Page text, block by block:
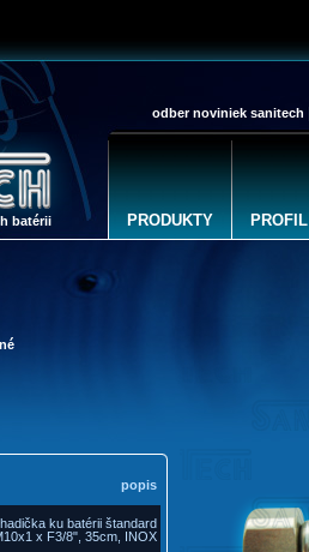
batérii PRODUKTY PROFIL
odber noviniek sanitech
popis
ku batérii štandard
x F3/8", 35cm, INOX